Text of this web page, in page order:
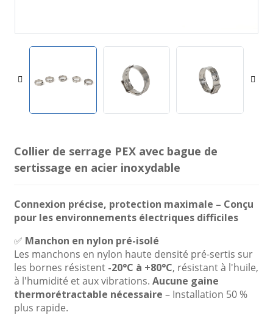
Collier de serrage PEX avec bague de
sertissage en acier inoxydable
Connexion précise, protection maximale – Conçu
pour les environnements électriques difficiles
✅ Manchon en nylon pré-isolé
Les manchons en nylon haute densité pré-sertis sur
les bornes résistent -20°C à +80°C, résistant à l'huile,
à l'humidité et aux vibrations. Aucune gaine
thermorétractable nécessaire – Installation 50 %
plus rapide.